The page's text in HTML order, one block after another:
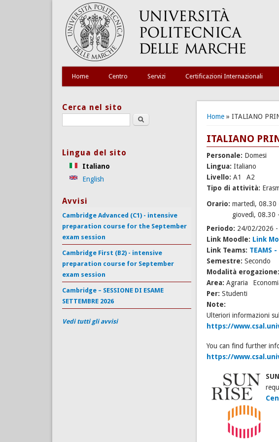
Home Centro Servizi Certificazioni Internazionali
Tu sei qui
Home» ITALIANO
ITALIANO
Personale: Domesi
Lingua: Italiano
Livello: A1
A2
Tipo di attività:
Orario: martedì, 08.30
giovedì, 08.30
Periodo: 24/02/2026 -
Link Moodle: Link
Link Teams: TEAMS
Semestre: Secondo
Modalità erogazione:
Area: Agraria
Per: Studenti
Note:
Ulteriori informazioni
https://
You can find further
https://
Cerca nel sito
Search this site
Lingua del sito
Italiano
English
Avvisi
Cambridge Advanced (C1) - intensive
preparation course for the September
exam session
Cambridge First (B2) - intensive
preparation course for September
exam session
Cambridge – SESSIONE DI ESAME
SETTEMBRE 2026
Vedi tutti gli avvisi